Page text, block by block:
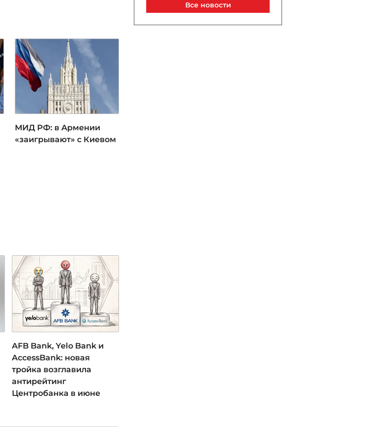
МИД РФ: в Армении
«заигрывают» с Киевом
AFB Bank, Yelo Bank и
AccessBank: новая
тройка возглавила
антирейтинг
Центробанка в июне
Трамп во время
выступления не дал упасть
Все новости